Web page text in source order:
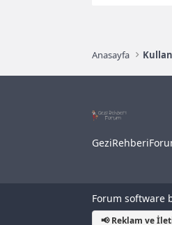
Anasayfa
Forum software
📢 Reklam ve